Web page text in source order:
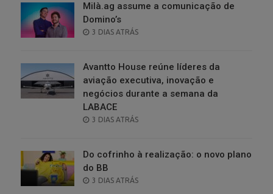
Milà.ag assume a comunicação de
Domino’s
POSTED
3 DIAS ATRÁS
Avantto House reúne líderes da
aviação executiva, inovação e
negócios durante a semana da
LABACE
POSTED
3 DIAS ATRÁS
Do cofrinho à realização: o novo plano
do BB
POSTED
3 DIAS ATRÁS